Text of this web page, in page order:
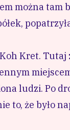
można
Kret.
ludzi. Po
to, że było